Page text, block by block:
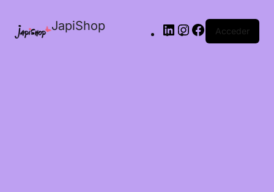
JapiShop Acceder